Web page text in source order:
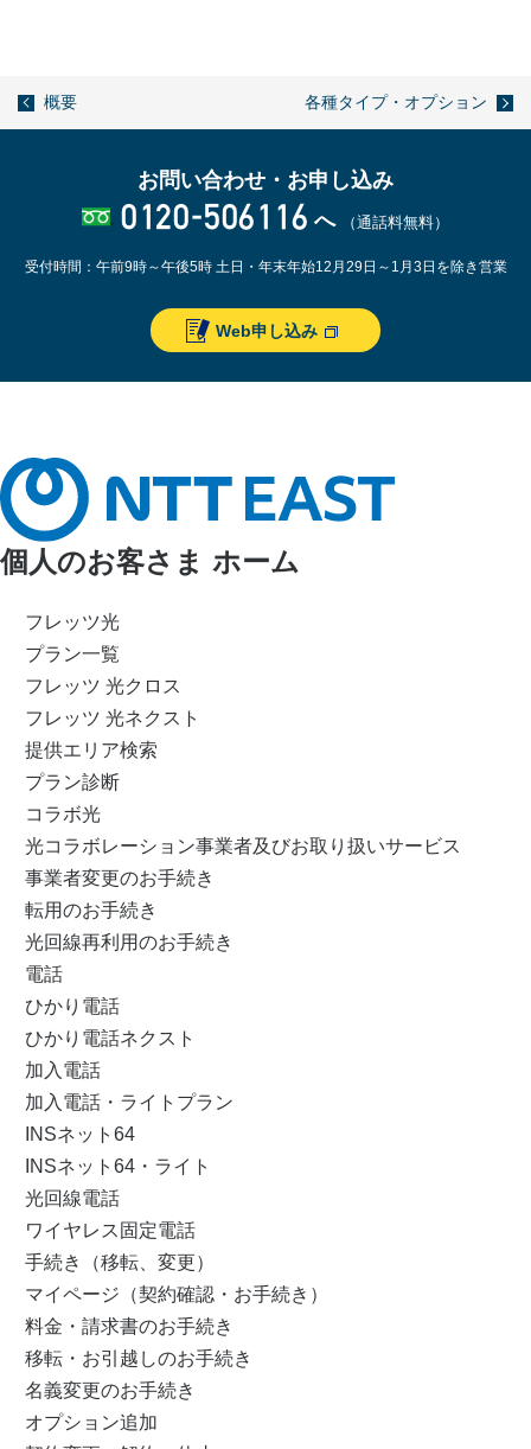
概要 各種タイプ・オプション
お問い合わせ・お申し込み
0120-506116 へ （通話料無料）
受付時間：午前9時～午後5時 土日・年末年始12月29日～1月3日を除き営業
Web申し込み
個人のお客さま ホーム
フレッツ光
プラン一覧
フレッツ 光クロス
フレッツ 光ネクスト
提供エリア検索
プラン診断
コラボ光
光コラボレーション事業者及びお取り扱いサービス
事業者変更のお手続き
転用のお手続き
光回線再利用のお手続き
電話
ひかり電話
ひかり電話ネクスト
加入電話
加入電話・ライトプラン
INSネット64
INSネット64・ライト
光回線電話
ワイヤレス固定電話
手続き（移転、変更）
マイページ（契約確認・お手続き）
料金・請求書のお手続き
移転・お引越しのお手続き
名義変更のお手続き
オプション追加